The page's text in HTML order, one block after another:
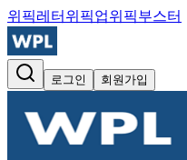
위픽레터 위픽업위픽부스터
로그인 회원가입